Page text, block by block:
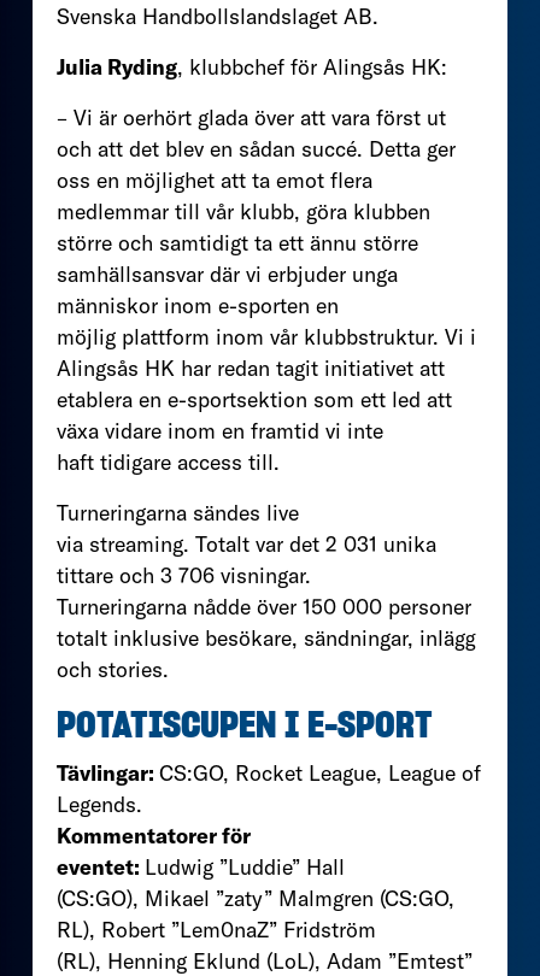
Svenska Handbollslandslaget AB.
Julia Ryding, klubbchef för Alingsås HK:
– Vi är oerhört glada över att vara först ut
och att det blev en sådan succé. Detta ger
oss en möjlighet att ta emot flera
medlemmar till vår klubb, göra klubben
större och samtidigt ta ett ännu större
samhällsansvar där vi erbjuder unga
människor inom e-sporten en
möjlig plattform inom vår klubbstruktur. Vi i
Alingsås HK har redan tagit initiativet att
etablera en e-sportsektion som ett led att
växa vidare inom en framtid vi inte
haft tidigare access till.
Turneringarna sändes live
via streaming. Totalt var det 2 031 unika
tittare och 3 706 visningar.
Turneringarna nådde över 150 000 personer
totalt inklusive besökare, sändningar, inlägg
och stories.
POTATISCUPEN I E-SPORT
Tävlingar: CS:GO, Rocket League, League of
Legends.
Kommentatorer för
eventet: Ludwig ”Luddie” Hall
(CS:GO), Mikael ”zaty” Malmgren (CS:GO,
RL), Robert ”Lem0naZ” Fridström
(RL), Henning Eklund (LoL), Adam ”Emtest”